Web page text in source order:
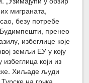
миграната,
безу потребе
пренео
избеглице које
земљи ЕУ у коју
који из
Хиљаде људи
на грчка